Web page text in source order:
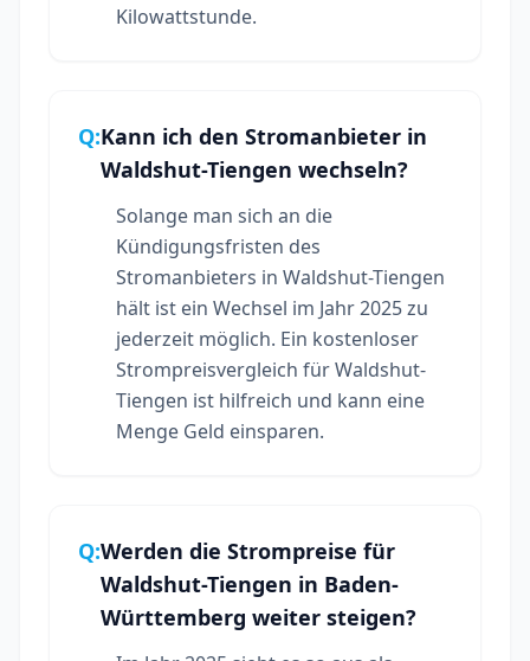
Kilowattstunde.
Q:Kann ich den Stromanbieter in
Waldshut-Tiengen wechseln?
Solange man sich an die
Kündigungsfristen des
Stromanbieters in Waldshut-Tiengen
hält ist ein Wechsel im Jahr 2025 zu
jederzeit möglich. Ein kostenloser
Strompreisvergleich für Waldshut-
Tiengen ist hilfreich und kann eine
Menge Geld einsparen.
Q:Werden die Strompreise für
Waldshut-Tiengen in Baden-
Württemberg weiter steigen?